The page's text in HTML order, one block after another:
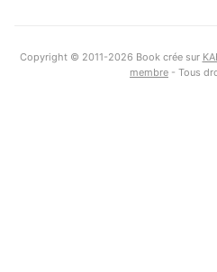
Copyright © 2011-2026 Book crée sur
membre - Tous